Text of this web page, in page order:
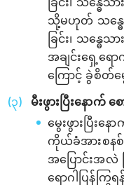
သို့မဟုတ် သန္ဓေ
ခြင်း၊ သန္ဓ
အချင်းရှေ့ရော
ကြောင့် ခွဲစိတ်
မီးဖွားပြီးနောက်
မွေးဖွားပြီး
ကိုယ်ခံအားစနစ်
အပြောင်းအလဲ
ရောဂါပြန်ကြွ